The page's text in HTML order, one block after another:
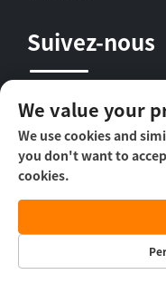
Suivez-nous
Droit d’auteur ©
We value your
We use cookies and
you don't want to
cookies.